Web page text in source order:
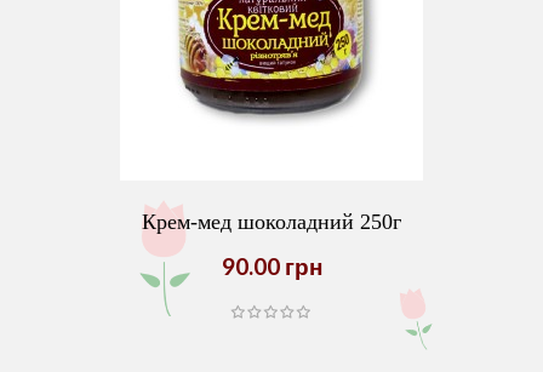
Крем-мед шоколадний 250г
90.00 грн